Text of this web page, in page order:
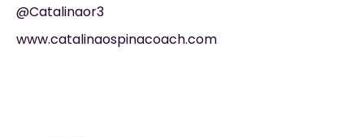
@Catalinaor3
www.catalinaospinacoach.com